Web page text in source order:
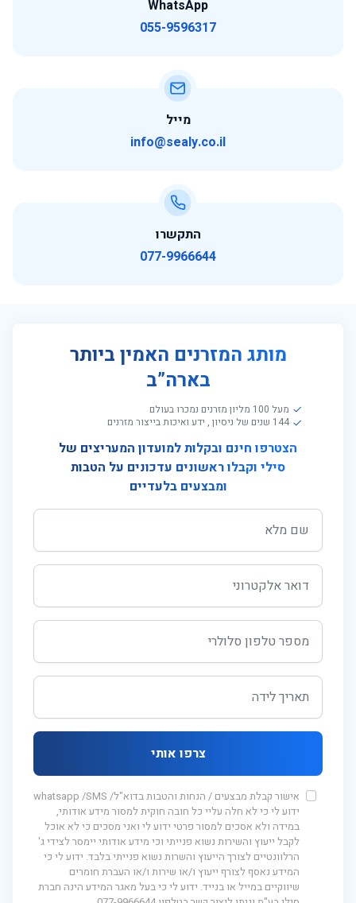
WhatsApp
055-9596317
מייל
info@sealy.co.il
התקשרו
077-9966644
מותג המזרנים האמין ביותר
בארה”ב
מעל 100 מליון מזרנים נמכרו בעולם
144 שנים של ניסיון , ידע ואיכות בייצור מזרנים
הצטרפו חינם ובקלות למועדון המעריצים של
סילי וקבלו ראשונים עדכונים על הטבות
ומבצעים בלעדיים
צרפו אותי
אישור קבלת מבצעים / הנחות והטבות בדוא"ל/ whatsapp /SMS
ידוע לי כי לא חלה עליי כל חובה חוקית למסור מידע אודותי,
במידה ולא אסכים למסור פרטי ידוע לי ואני מסכים כי לא אוכל
לקבל ייעוץ והשירות נשוא פנייתי וכי מידע אודותי יימסר לצידי ג'
הרלוונטיים לצורך הייעוץ והשרות נשוא פנייתי בלבד. ידוע לי כי
המידע נאסף לצורף ייעוץ ו/או שירות ו/או העברת חומרים
שיווקיים במייל או בנייד. ידוע לי כי בעל מאגר המידע הינה חברת